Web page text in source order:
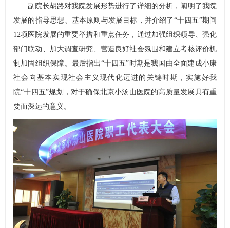
副院长胡路对我院发展形势进行了详细的分析，阐明了我院
发展的指导思想、基本原则与发展目标，并介绍了“十四五”期间
12项医院发展的重要举措和重点任务，通过加强组织领导、强化
部门联动、加大调查研究、营造良好社会氛围和建立考核评价机
制加固组织保障。最后指出“十四五”时期是我国由全面建成小康
社会向基本实现社会主义现代化迈进的关键时期，实施好我
院“十四五”规划，对于确保北京小汤山医院的高质量发展具有重
要而深远的意义。